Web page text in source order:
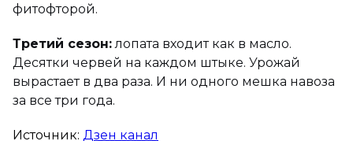
фитофторой.
Третий сезон: лопата входит как в масло.
Десятки червей на каждом штыке. Урожай
вырастает в два раза. И ни одного мешка навоза
за все три года.
Источник: Дзен канал